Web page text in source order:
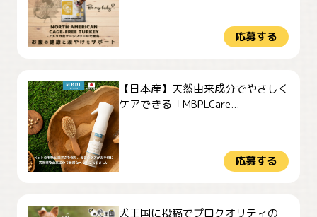
応募する
【日本産】天然由来成分でやさしく
ケアできる「MBPLCare...
応募する
犬王国に投稿でプロクオリティの